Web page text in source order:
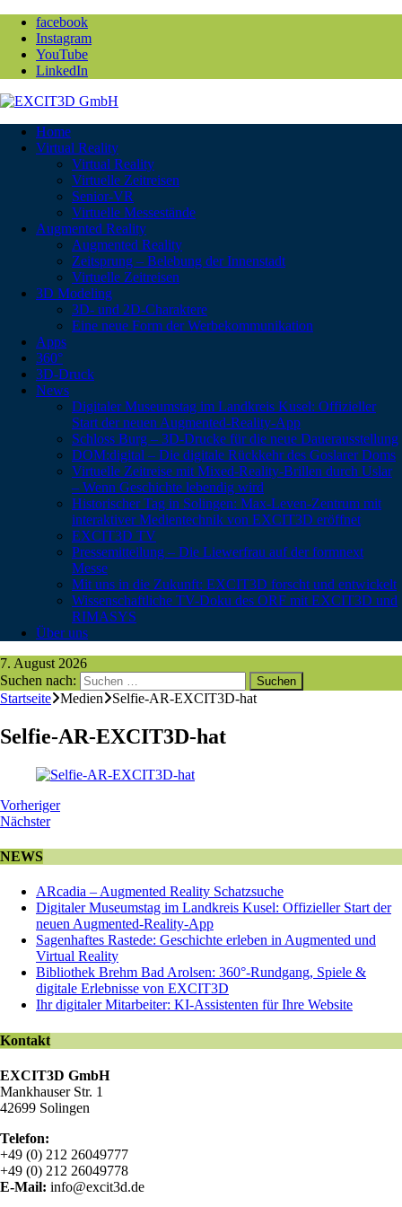
facebook
Instagram
YouTube
LinkedIn
Home
Virtual Reality
Virtual Reality
Virtuelle Zeitreisen
Senior-VR
Virtuelle Messestände
Augmented Reality
Augmented Reality
Zeitsprung – Belebung der Innenstadt
Virtuelle Zeitreisen
3D Modeling
3D- und 2D-Charaktere
Eine neue Form der Werbekommunikation
Apps
360°
3D-Druck
News
Digitaler Museumstag im Landkreis Kusel: Offizieller
Start der neuen Augmented-Reality-App
Schloss Burg – 3D-Drucke für die neue Dauerausstellung
DOM:digital – Die digitale Rückkehr des Goslarer Doms
Virtuelle Zeitreise mit Mixed-Reality-Brillen durch Uslar
– Wenn Geschichte lebendig wird
Historischer Tag in Solingen: Max-Leven-Zentrum mit
interaktiver Medientechnik von EXCIT3D eröffnet
EXCIT3D TV
Pressemitteilung – Die Liewerfrau auf der formnext
Messe
Mit uns in die Zukunft: EXCIT3D forscht und entwickelt
Wissenschaftliche TV-Doku des ORF mit EXCIT3D und
RIMASYS
Über uns
7. August 2026
Suchen nach:
Startseite Medien Selfie-AR-EXCIT3D-hat
Selfie-AR-EXCIT3D-hat
Vorheriger
Nächster
NEWS
ARcadia – Augmented Reality Schatzsuche
Digitaler Museumstag im Landkreis Kusel: Offizieller Start der
neuen Augmented-Reality-App
Sagenhaftes Rastede: Geschichte erleben in Augmented und
Virtual Reality
Bibliothek Brehm Bad Arolsen: 360°-Rundgang, Spiele &
digitale Erlebnisse von EXCIT3D
Ihr digitaler Mitarbeiter: KI-Assistenten für Ihre Website
Kontakt
EXCIT3D GmbH
Mankhauser Str. 1
42699 Solingen
Telefon:
+49 (0) 212 26049777
+49 (0) 212 26049778
E-Mail: info@excit3d.de